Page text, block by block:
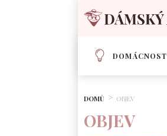
DOMÁCNOST
DOMŮ OBJEV
OBJEV